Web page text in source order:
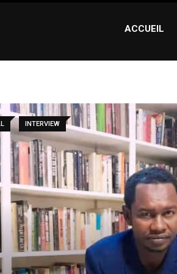
ACCUEIL
INTERVIEW